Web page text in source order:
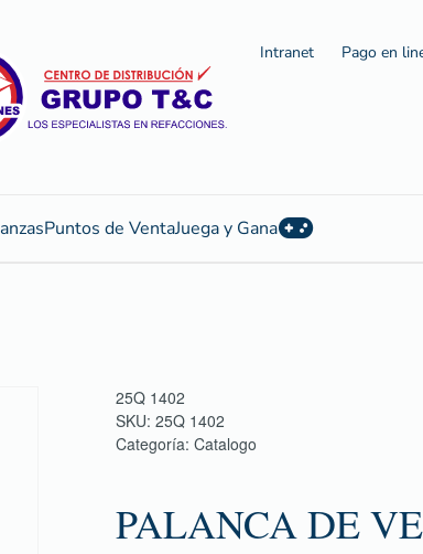
Intranet Pago en
Puntos de VentaJuega y Gana
25Q 1402
SKU: 25Q 1402
Categoría: Catalogo
PALANCA DE